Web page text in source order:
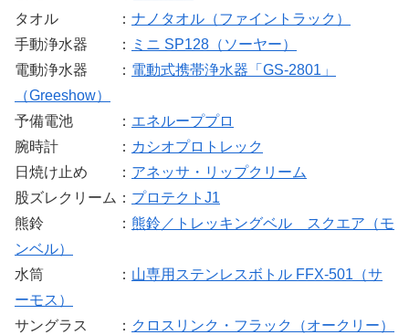
タオル ： ナノタオル（ファイントラック）
手動浄水器 ：
ミニ SP128（ソーヤー）
電動浄水器 ： 電動式携帯浄水器「GS-2801」
（Greeshow）
予備電池 ： エネループプロ
腕時計 ： カシオプロトレック
日焼け止め ： アネッサ・リップクリーム
股ズレクリーム： プロテクトJ1
熊鈴 ： 熊鈴／トレッキングベル スクエア（モ
ンベル）
水筒 ： 山専用ステンレスボトル FFX-501（サ
ーモス）
サングラス ： クロスリンク・フラック（オークリー）